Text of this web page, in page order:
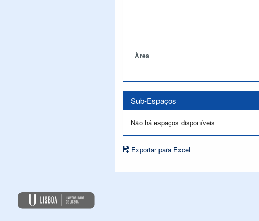
Àrea
Sub-Espaços
Não há espaços disponíveis
Exportar para Excel